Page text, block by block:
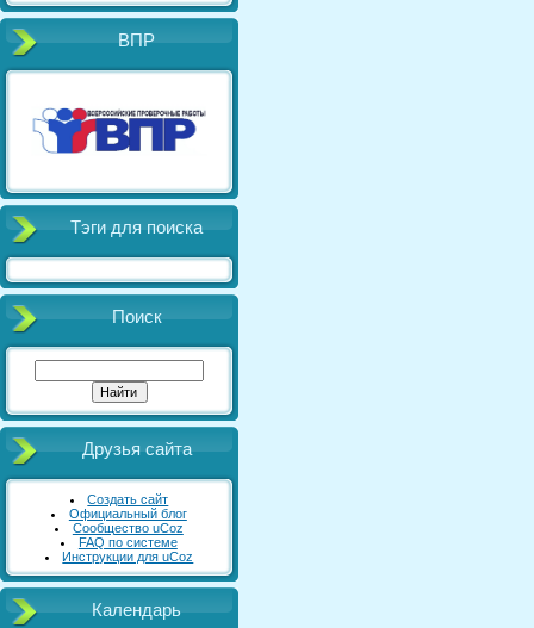
ВПР
Тэги для поиска
Поиск
Друзья сайта
Создать сайт
Официальный блог
Сообщество uCoz
FAQ по системе
Инструкции для uCoz
Календарь